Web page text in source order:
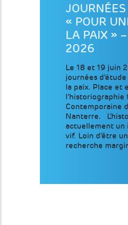
JOURNÉES
« POUR
LA PAIX »
2026
Le 18 et 19 juin
journées
la paix. Place et
l’historiographie
Contemporaine
Nanterre.
actuellement un
vif. Loin d’être
recherche